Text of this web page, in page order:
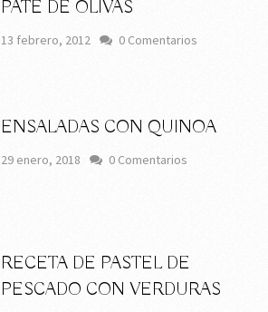
PATÉ DE OLIVAS
13 febrero, 2012 0 Comentarios
ENSALADAS CON QUINOA
29 enero, 2018 0 Comentarios
RECETA DE PASTEL DE
PESCADO CON VERDURAS